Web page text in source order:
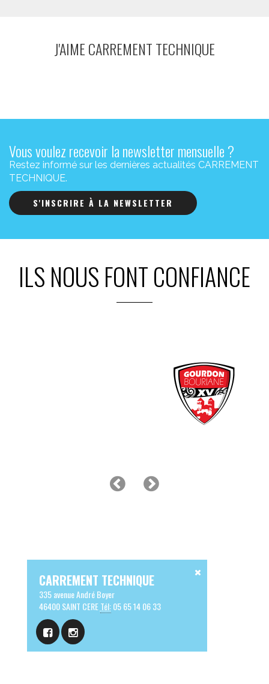
J'AIME CARREMENT TECHNIQUE
Vous voulez recevoir la newsletter mensuelle ?
Restez informé sur les dernières actualités CARREMENT
TECHNIQUE.
S'INSCRIRE À LA NEWSLETTER
ILS NOUS FONT CONFIANCE
CARREMENT TECHNIQUE
335 avenue André Boyer
46400 SAINT CERETél:05 65 14 06 33